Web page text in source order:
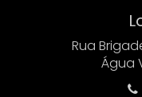
Rua
Água
